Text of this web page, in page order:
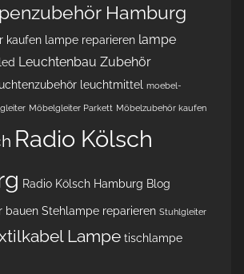
Hamburg
kaufen lampe reparieren lampe
led Leuchtenbau Zubehör
leuchtmittel moebel-
Möbelgleiter Parkett Möbelzubehör kaufen
Radio Kölsch
Radio Kölsch Hamburg Blog
bauen Stehlampe reparieren Stuhlgleiter
Lampe tischlampe